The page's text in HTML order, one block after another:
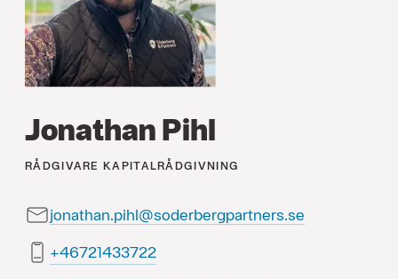
Jonathan Pihl
RÅDGIVARE KAPITALRÅDGIVNING
jonathan.pihl@soderbergpartners.se
22733412764+